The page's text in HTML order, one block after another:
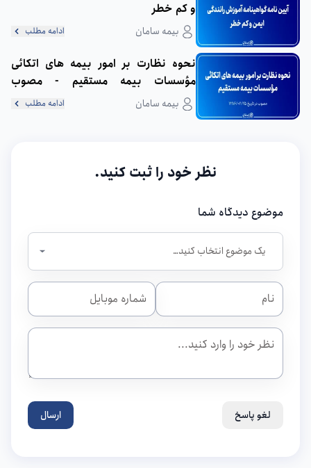
و کم خطر
بیمه سامان ادامه مطلب
نحوه نظارت بر امور بیمه های اتکائی
مؤسسات بیمه مستقیم - مصوب
1386/2/25
بیمه سامان ادامه مطلب
نظر خود را ثبت کنید.
موضوع دیدگاه شما
لغو پاسخ ارسال